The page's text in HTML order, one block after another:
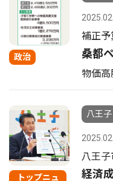
政治
補正予
桑都
物価
トップニュ
八王子
八王
経済